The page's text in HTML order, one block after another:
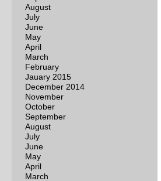
August
July
June
May
April
March
February
Jauary 2015
December 2014
November
October
September
August
July
June
May
April
March